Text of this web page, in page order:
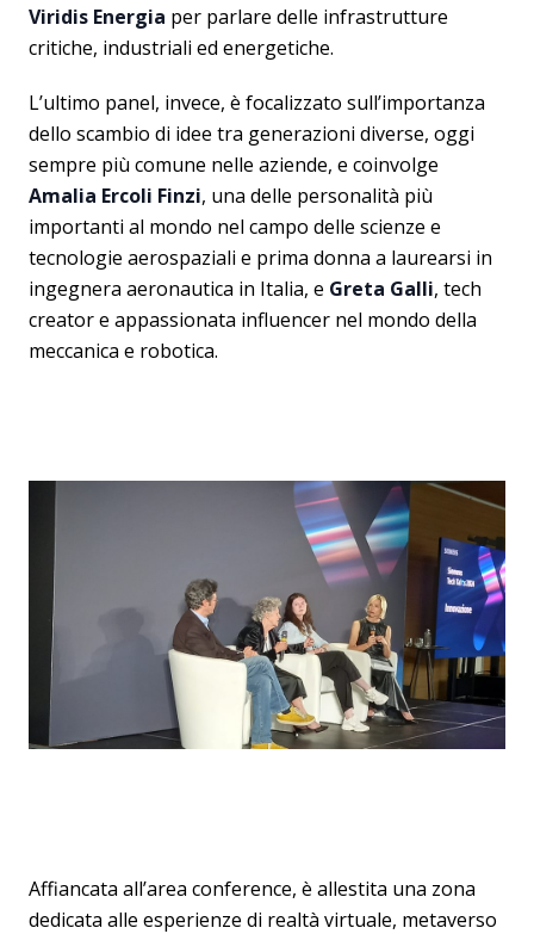
Viridis Energia per parlare delle infrastrutture
critiche, industriali ed energetiche.
L’ultimo panel, invece, è focalizzato sull’importanza
dello scambio di idee tra generazioni diverse, oggi
sempre più comune nelle aziende, e coinvolge
Amalia Ercoli Finzi, una delle personalità più
importanti al mondo nel campo delle scienze e
tecnologie aerospaziali e prima donna a laurearsi in
ingegnera aeronautica in Italia, e Greta Galli, tech
creator e appassionata influencer nel mondo della
meccanica e robotica.
Affiancata all’area conference, è allestita una zona
dedicata alle esperienze di realtà virtuale, metaverso